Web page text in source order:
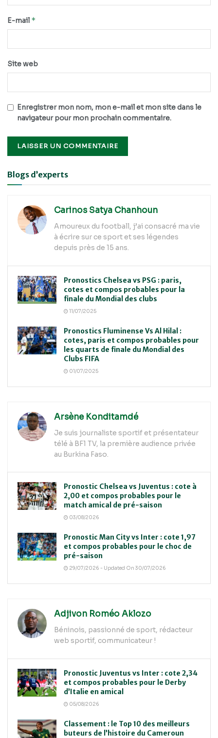
E-mail *
Site web
Enregistrer mon nom, mon e-mail et mon site dans le
navigateur pour mon prochain commentaire.
Alternative:
Blogs d’experts
Carinos Satya Chanhoun
Amoureux du football, j’ai consacré ma vie
à écrire sur ce sport et ses légendes
depuis près de 15 ans.
Pronostics Chelsea vs PSG : paris,
cotes et compos probables pour la
finale du Mondial des clubs
11/07/2025
Pronostics Fluminense Vs Al Hilal :
cotes, paris et compos probables pour
les quarts de finale du Mondial des
Clubs FIFA
01/07/2025
Arsène Konditamdé
Je suis journaliste sportif et présentateur
télé à BF1 TV, la première audience privée
au Burkina Faso.
Pronostic Chelsea vs Juventus : cote à
2,00 et compos probables pour le
match amical de pré-saison
03/08/2026
Pronostic Man City vs Inter : cote 1,97
et compos probables pour le choc de
pré-saison
29/07/2026 - Updated On 30/07/2026
Adjivon Roméo Aklozo
Béninois, passionné de sport, rédacteur
web sportif, communicateur !
Pronostic Juventus vs Inter : cote 2,34
et compos probables pour le Derby
d’Italie en amical
05/08/2026
Classement : le Top 10 des meilleurs
buteurs de l’histoire du Cameroun